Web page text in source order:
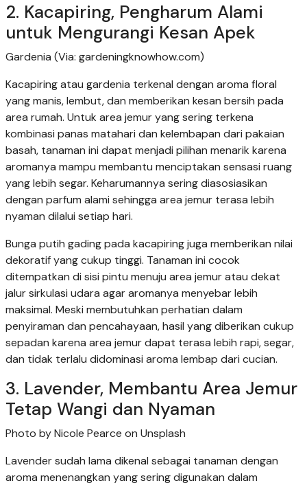
2. Kacapiring, Pengharum Alami
untuk Mengurangi Kesan Apek
Gardenia (Via: gardeningknowhow.com)
Kacapiring atau gardenia terkenal dengan aroma floral
yang manis, lembut, dan memberikan kesan bersih pada
area rumah. Untuk area jemur yang sering terkena
kombinasi panas matahari dan kelembapan dari pakaian
basah, tanaman ini dapat menjadi pilihan menarik karena
aromanya mampu membantu menciptakan sensasi ruang
yang lebih segar. Keharumannya sering diasosiasikan
dengan parfum alami sehingga area jemur terasa lebih
nyaman dilalui setiap hari.
Bunga putih gading pada kacapiring juga memberikan nilai
dekoratif yang cukup tinggi. Tanaman ini cocok
ditempatkan di sisi pintu menuju area jemur atau dekat
jalur sirkulasi udara agar aromanya menyebar lebih
maksimal. Meski membutuhkan perhatian dalam
penyiraman dan pencahayaan, hasil yang diberikan cukup
sepadan karena area jemur dapat terasa lebih rapi, segar,
dan tidak terlalu didominasi aroma lembap dari cucian.
3. Lavender, Membantu Area Jemur
Tetap Wangi dan Nyaman
Photo by Nicole Pearce on Unsplash
Lavender sudah lama dikenal sebagai tanaman dengan
aroma menenangkan yang sering digunakan dalam